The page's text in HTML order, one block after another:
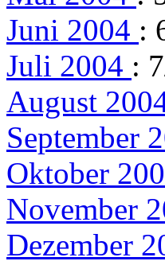
Juni 2004 :
Juli 2004 :
August
September
Oktober
November
Dezember